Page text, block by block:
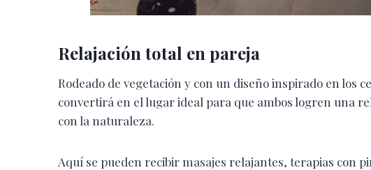
Relajación total en pareja
Rodeado de vegetación y con un diseño inspirado en los
convertirá en el lugar ideal para que ambos logren una
con la naturaleza.
Aquí se pueden recibir masajes relajantes, terapias con